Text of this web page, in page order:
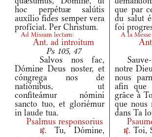
hoc perpétuæ salútis
auxílio fides semper vera
profíciat. Per Christum.
que par
du salut
foi
Ad Missam lectam: A la
Ant. ad introitum
Ps 105, 47
Salvos nos fac,
Dómine Deus noster, et
cóngrega nos de
natiónibus, ut
confiteámur nómini
sancto tuo, et gloriémur
in laude tua.
Sauve-
notre
nous
afin que
grâce à
que nous
dans Ta
Psalmus responsorius
r.
Tu, Dómine,
r. Toi,